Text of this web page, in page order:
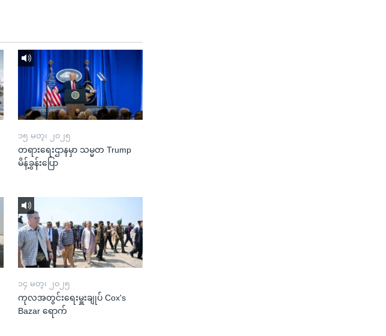
၁၅ မတ္၊ ၂၀၂၅
တရားရေးဌာနမှာ သမ္မတ Trump
မိန့်ခွန်းပြော
၁၄ မတ္၊ ၂၀၂၅
ကုလအတွင်းရေးမှူးချုပ် Cox's
Bazar ရောက်